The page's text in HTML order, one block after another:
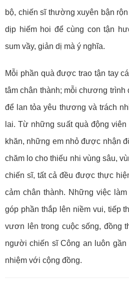
bộ, chiến sĩ thường xuyên bận
dịp hiếm hoi để cùng con tận
sum vầy, giản dị mà ý nghĩa.
Mỗi phần quà được trao tận tay
tâm chân thành; mỗi chương
để lan tỏa yêu thương và trách
lai. Từ những suất quà động
khăn, những em nhỏ được nhận
chăm lo cho thiếu nhi vùng sâu,
chiến sĩ, tất cả đều được thực
cảm chân thành. Những việc
góp phần thắp lên niềm vui, tiếp
vươn lên trong cuộc sống, đồng
người chiến sĩ Công an luôn gần
nhiệm với cộng đồng.